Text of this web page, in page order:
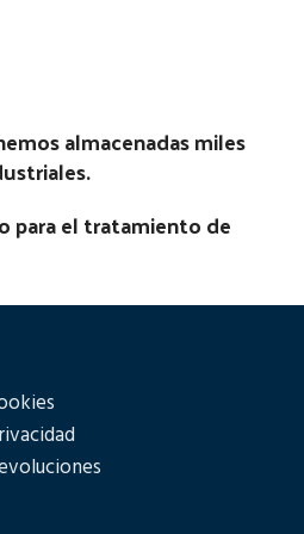
Pieza:
almacenadas miles
para el tratamiento de